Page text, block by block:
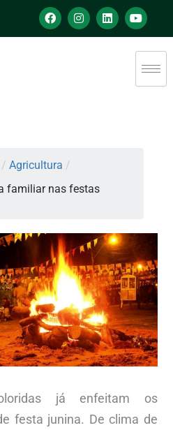
/ Agricultura /
familiar nas festas
já enfeitam os
festa junina. De clima de